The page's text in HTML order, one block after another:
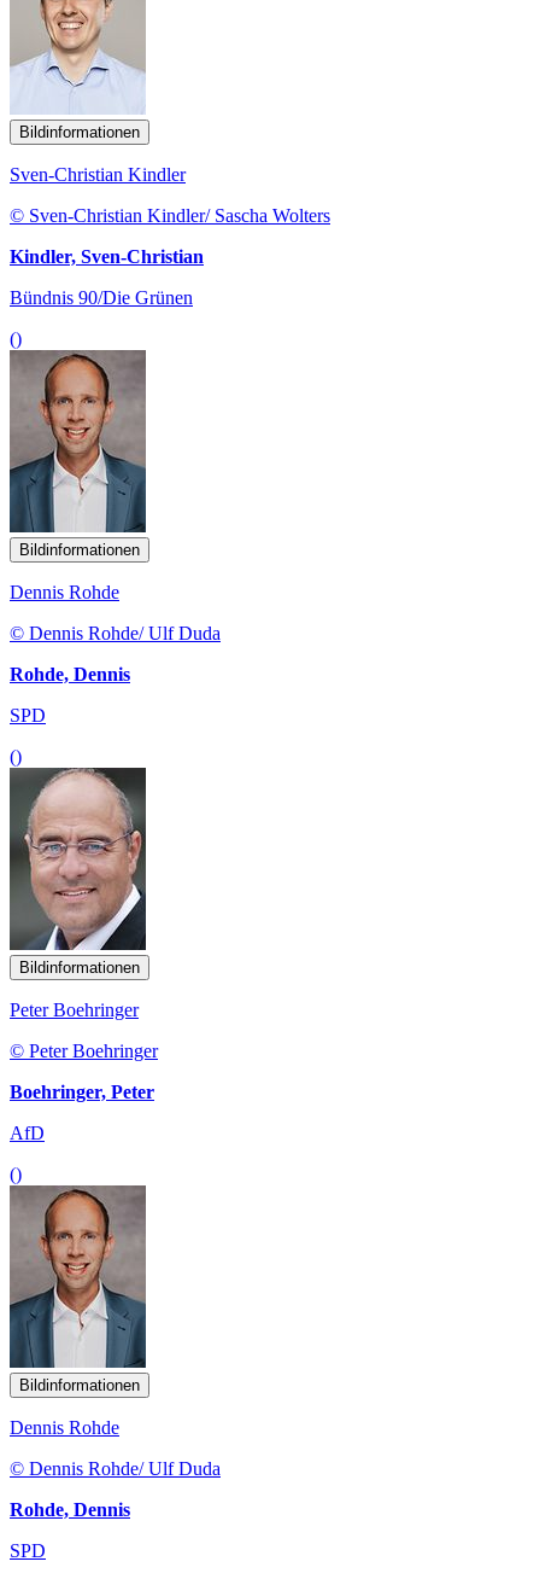
Bildinformationen
Sven-Christian Kindler
© Sven-Christian Kindler/ Sascha Wolters
Kindler, Sven-Christian
Bündnis 90/Die Grünen
()
Bildinformationen
Dennis Rohde
© Dennis Rohde/ Ulf Duda
Rohde, Dennis
SPD
()
Bildinformationen
Peter Boehringer
© Peter Boehringer
Boehringer, Peter
AfD
()
Bildinformationen
Dennis Rohde
© Dennis Rohde/ Ulf Duda
Rohde, Dennis
SPD